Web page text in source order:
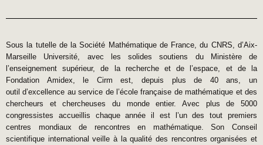
Sous la tutelle de la Société Mathématique de France, du CNRS, d’Aix-
Marseille Université, avec les solides soutiens du Ministère de
l’enseignement supérieur, de la recherche et de l’espace, et de la
Fondation Amidex, le Cirm est, depuis plus de 40 ans, un
outil d’excellence au service de l’école française de mathématique et des
chercheurs et chercheuses du monde entier. Avec plus de 5000
congressistes accueillis chaque année il est l’un des tout premiers
centres mondiaux de rencontres en mathématique. Son Conseil
scientifique international veille à la qualité des rencontres organisées et